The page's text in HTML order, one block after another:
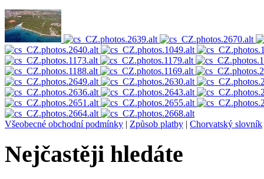
Všeobecné obchodní podmínky | Způsob platby | Chorvatský slovník
Nejčastěji hledáte